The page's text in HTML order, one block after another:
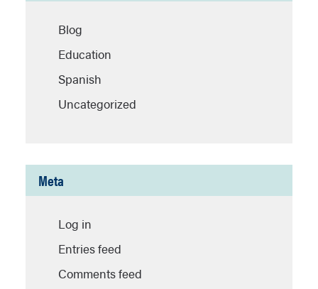
Blog
Education
Spanish
Uncategorized
Meta
Log in
Entries feed
Comments feed